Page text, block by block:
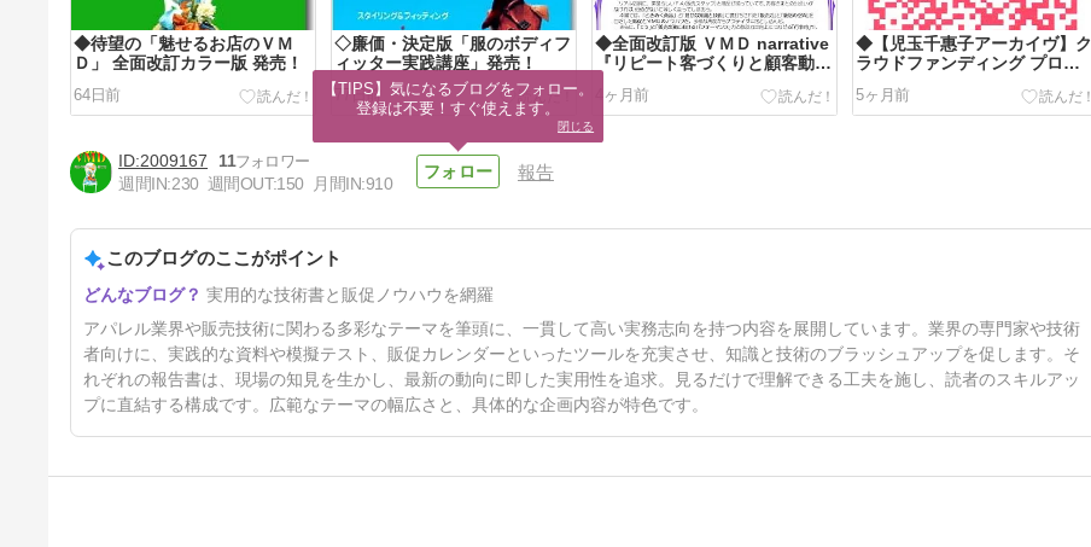
◆待望の「魅せるお店のＶＭ
Ｄ」 全面改訂カラー版 発売！
64日前
◇廉価・決定版「服のボディフ
ィッター実践講座」発売！
77日前
◆全面改訂版 ＶＭＤ narrative
『リピート客づくりと顧客動員
4ヶ月前
◆【児玉千惠子アーカイヴ】ク
ラウドファンディング プロジ
5ヶ月前
◆2026年版「販促カレンダー
12ヶ月・「模擬テスト」52編
10ヶ月前
2009167
11
週間IN:230 週間OUT:150 月間IN:910
報告
このブログのここがポイント
実用的な技術書と販促ノウハウを網羅
アパレル業界や販売技術に関わる多彩なテーマを筆頭に、一貫して高い実務志向を持つ内容を展開しています。業界の専門家や技術
者向けに、実践的な資料や模擬テスト、販促カレンダーといったツールを充実させ、知識と技術のブラッシュアップを促します。そ
れぞれの報告書は、現場の知見を生かし、最新の動向に即した実用性を追求。見るだけで理解できる工夫を施し、読者のスキルアッ
プに直結する構成です。広範なテーマの幅広さと、具体的な企画内容が特色です。
【TIPS】気になるブログをフォロー。
登録は不要！すぐ使えます。
閉じる